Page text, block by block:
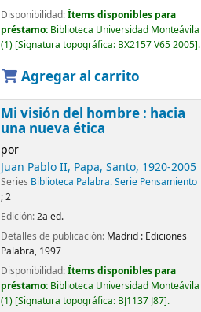
Disponibilidad:Ítems disponibles para
préstamo: Biblioteca Universidad Monteávila
(1) Signatura topográfica: BX2157 V65 2005 .
Agregar al carrito
Mi visión del hombre : hacia
una nueva ética
por
Juan Pablo II, Papa, Santo, 1920-2005
Series Biblioteca Palabra. Serie Pensamiento
; 2
Edición:2a ed.
Detalles de publicación: Madrid : Ediciones
Palabra, 1997
Disponibilidad:Ítems disponibles para
préstamo: Biblioteca Universidad Monteávila
(1) Signatura topográfica: BJ1137 J87 .